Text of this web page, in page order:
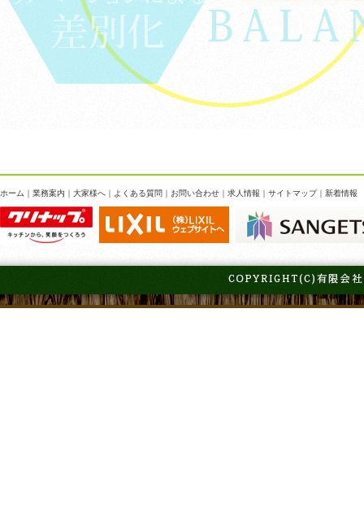
ホーム ｜ 業務案内 ｜ 大家様へ ｜ よくある質問 ｜ お問い合わせ ｜ 求人情報 ｜ サイトマップ｜ 新着情報